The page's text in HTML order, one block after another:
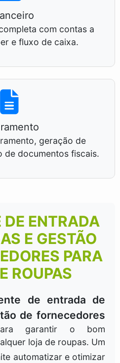
com contas a
e fluxo de caixa.
geração de
de documentos fiscais.
DE ENTRADA
E GESTÃO
PARA
ROUPAS
de entrada de
de fornecedores
garantir o bom
loja de roupas. Um
automatizar e otimizar